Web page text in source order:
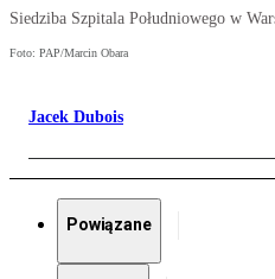
Siedziba Szpitala Południowego w
Foto: PAP/Marcin Obara
Jacek Dubois
Powiązane